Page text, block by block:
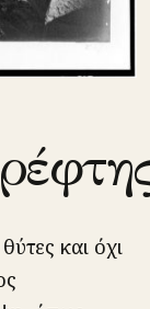
και όχι